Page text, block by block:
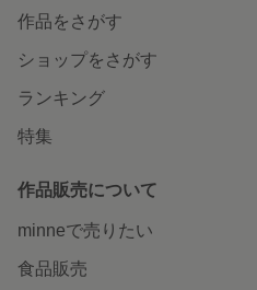
作品をさがす
ショップをさがす
ランキング
特集
作品販売について
minneで売りたい
食品販売